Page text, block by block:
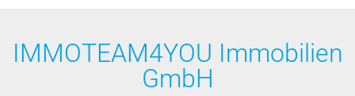
IMMOTEAM4YOU Immobilien
GmbH